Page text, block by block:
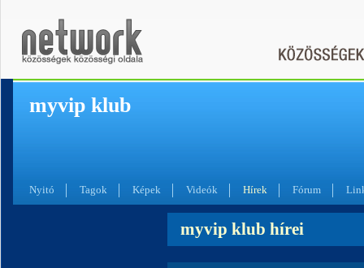
myvip klub
Nyitó Tagok Képek Videók Hírek Fórum
myvip klub hírei